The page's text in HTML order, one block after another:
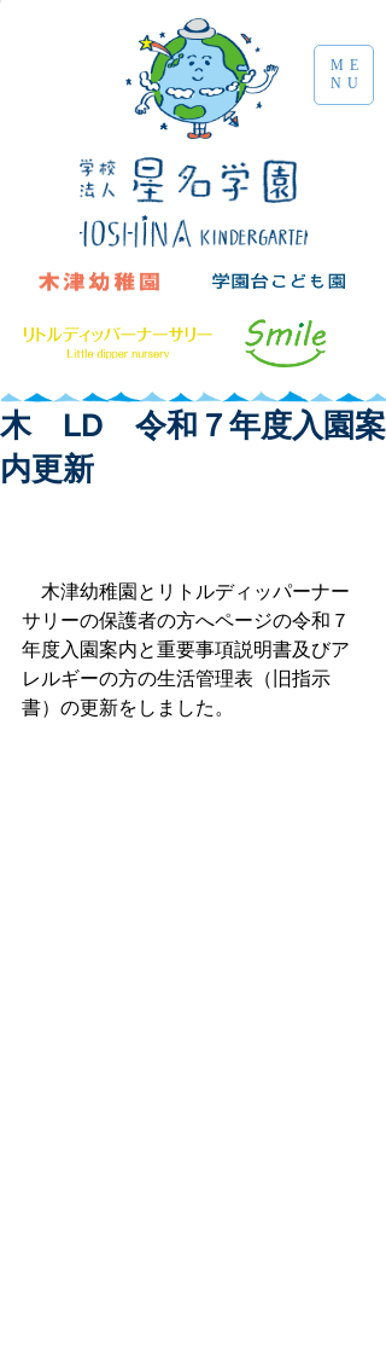
ME
NU
木 LD 令和７年度入園案
内更新
木津幼稚園とリトルディッパーナー
サリーの保護者の方へページの令和７
年度入園案内と重要事項説明書及びア
レルギーの方の生活管理表（旧指示
書）の更新をしました。